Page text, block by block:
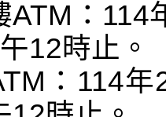
ATM：
12時止。
：114